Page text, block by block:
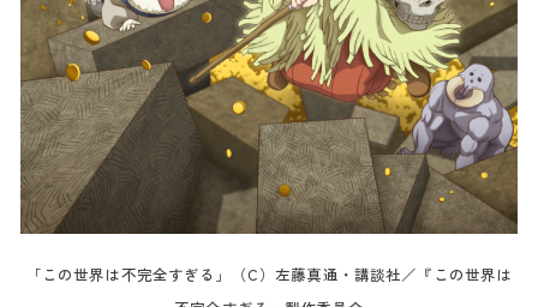
「この世界は不完全すぎる」（C）左藤真通・講談社／『この世界は